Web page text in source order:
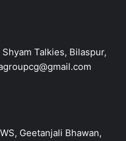
Shyam Talkies, Bilaspur,
Geetanjali Bhawan,